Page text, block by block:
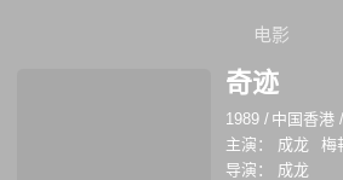
电影
奇迹
1989 / 中国香港 /
主演：
成龙 梅
导演：
成龙